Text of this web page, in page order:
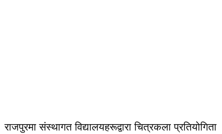
राजपुरमा संस्थागत विद्यालयहरूद्वारा चित्रकला प्रतियोगिता